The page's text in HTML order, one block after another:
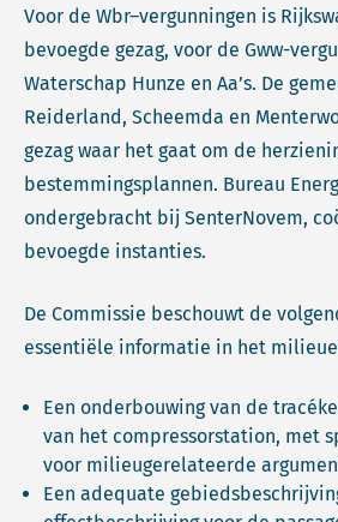
Voor de Wbr–vergunningen is
bevoegde gezag, voor de Gww-
Waterschap Hunze en Aa’s. De
Reiderland, Scheemda en
gezag waar het gaat om de
bestemmingsplannen. Bureau
ondergebracht bij SenterNovem,
bevoegde instanties.
De Commissie beschouwt de
essentiële informatie in het
Een onderbouwing van de
van het compressorstation, met
voor milieugerelateerde
Een adequate